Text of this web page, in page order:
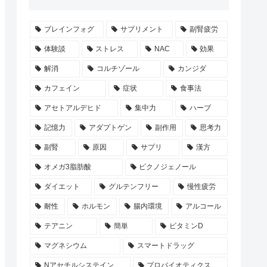
ブレインフォグ サプリメント 副腎疲労
体験談 ストレス NAC 効果
解消 コルチゾール カンジダ
カフェイン 症状 食事法
アセトアルデヒド 集中力 ハーブ
記憶力 アダプトゲン 副作用 思考力
副腎 原因 サプリ 漢方
オメガ3脂肪酸 ピクノジェノール
ダイエット グルテンフリー 慢性疲労
耐性 ホルモン 腸内環境 アルコール
テアニン 簡単 ビタミンD
マグネシウム スマートドラッグ
Nアセチルシステイン プロバイオティクス